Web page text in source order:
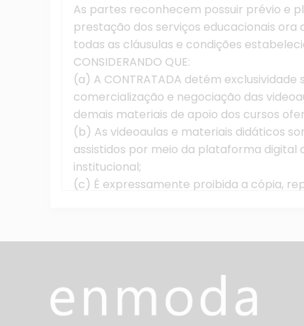
As partes reconhecem possuir prévio e
prestação dos serviços educacionais
todas as cláusulas e condições
CONSIDERANDO QUE:
(a) A CONTRATADA detém
comercialização e negociação das
demais materiais de apoio dos cursos
(b) As videoaulas e materiais didáticos
assistidos por meio da plataforma digital
institucional;
(c) É expressamente proibida a cópia,
I – DO OBJETO
1.1. Pelo presente contrato, a